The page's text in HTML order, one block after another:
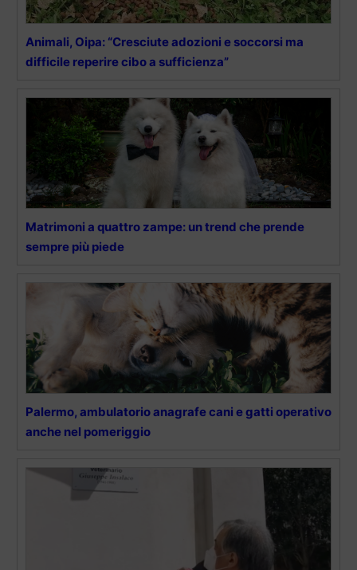
Animali, Oipa: “Cresciute adozioni e soccorsi ma
difficile reperire cibo a sufficienza”
Matrimoni a quattro zampe: un trend che prende
sempre più piede
Palermo, ambulatorio anagrafe cani e gatti operativo
anche nel pomeriggio